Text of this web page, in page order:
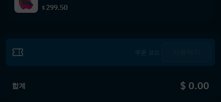
$ 299.50
합계 $ 0.00